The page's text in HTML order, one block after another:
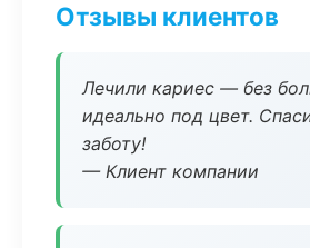
Отзывы клиентов
Лечили кариес — без
идеально под цвет.
заботу!
— Клиент компании